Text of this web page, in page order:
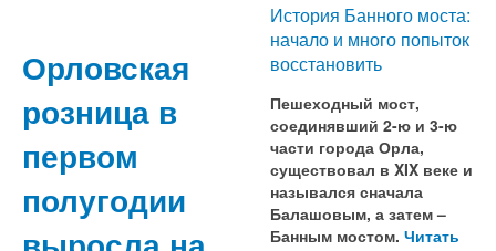
Орловская
розница в
первом
полугодии
История Банного моста:
начало и много попыток
восстановить
Пешеходный мост,
соединявший 2-ю и 3-ю
части города Орла,
существовал в XIX веке и
назывался сначала
Балашовым, а затем –
Банным мостом. Читать